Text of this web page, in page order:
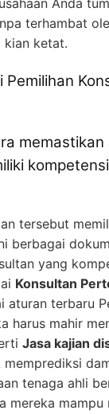
terhambat
kian ketat.
Pemilihan
tersebut
berbagai
yang
Konsultan
aturan terbaru
harus mahir
Jasa kajian
memprediksi
tenaga ahli
mereka mampu